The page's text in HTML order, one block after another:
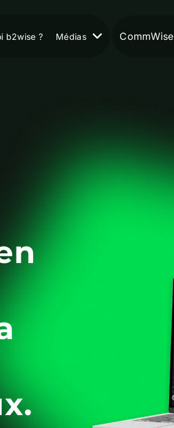
b2wise ? Médias